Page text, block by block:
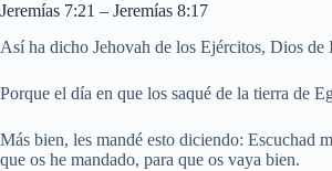
Jeremías 7:21 – Jeremías 8:17
Así ha dicho Jehovah de los Ejércitos, Dios
Porque el día en que los saqué de la tierra de
Más bien, les mandé esto diciendo: Escuchad
que os he mandado, para que os vaya bien.